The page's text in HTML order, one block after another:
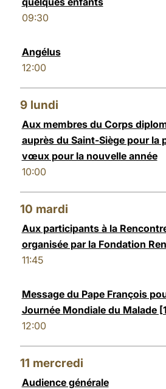
09:30
Angélus
12:00
9 lundi
Aux membres du Corps
auprès du Saint-Siège pour la
vœux pour la nouvelle année
10:00
10 mardi
Aux participants à la
organisée par la Fondation
11:45
Message du Pape François
Journée Mondiale du Malade
12:00
11 mercredi
Audience générale